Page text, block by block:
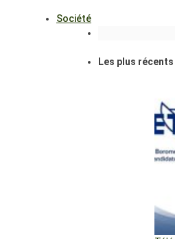
Société
Les plus récents